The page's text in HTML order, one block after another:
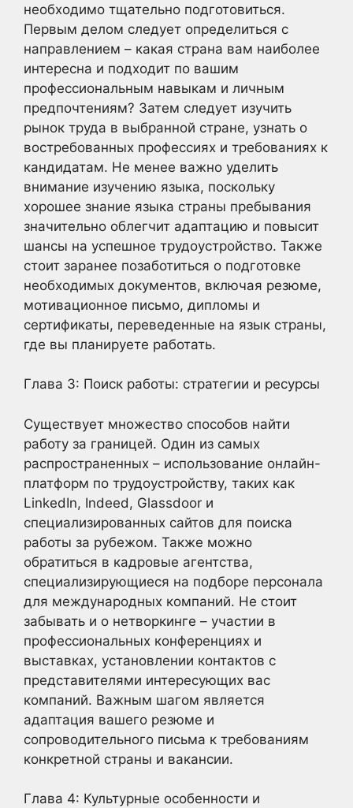
необходимо тщательно подготовиться.
Первым делом следует определиться с
направлением – какая страна вам наиболее
интересна и подходит по вашим
профессиональным навыкам и личным
предпочтениям? Затем следует изучить
рынок труда в выбранной стране, узнать о
востребованных профессиях и требованиях к
кандидатам. Не менее важно уделить
внимание изучению языка, поскольку
хорошее знание языка страны пребывания
значительно облегчит адаптацию и повысит
шансы на успешное трудоустройство. Также
стоит заранее позаботиться о подготовке
необходимых документов, включая резюме,
мотивационное письмо, дипломы и
сертификаты, переведенные на язык страны,
где вы планируете работать.
Глава 3: Поиск работы: стратегии и ресурсы
Существует множество способов найти
работу за границей. Один из самых
распространенных – использование онлайн-
платформ по трудоустройству, таких как
LinkedIn, Indeed, Glassdoor и
специализированных сайтов для поиска
работы за рубежом. Также можно
обратиться в кадровые агентства,
специализирующиеся на подборе персонала
для международных компаний. Не стоит
забывать и о нетворкинге – участии в
профессиональных конференциях и
выставках, установлении контактов с
представителями интересующих вас
компаний. Важным шагом является
адаптация вашего резюме и
сопроводительного письма к требованиям
конкретной страны и вакансии.
Глава 4: Культурные особенности и